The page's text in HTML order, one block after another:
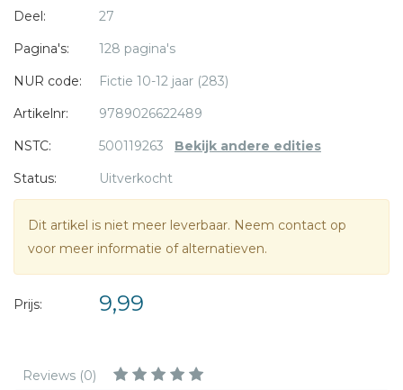
Leesniveau AVI 9
hij benoemd tot Ridder in de Orde van Oranje-Nassau.
Deel:
27
Pagina's:
128 pagina's
NUR code:
Fictie 10-12 jaar (283)
Artikelnr:
9789026622489
NSTC:
500119263 Bekijk andere edities
Status:
Uitverkocht
Dit artikel is niet meer leverbaar. Neem contact op
voor meer informatie of alternatieven.
Prijs: 9,99
Reviews (0)